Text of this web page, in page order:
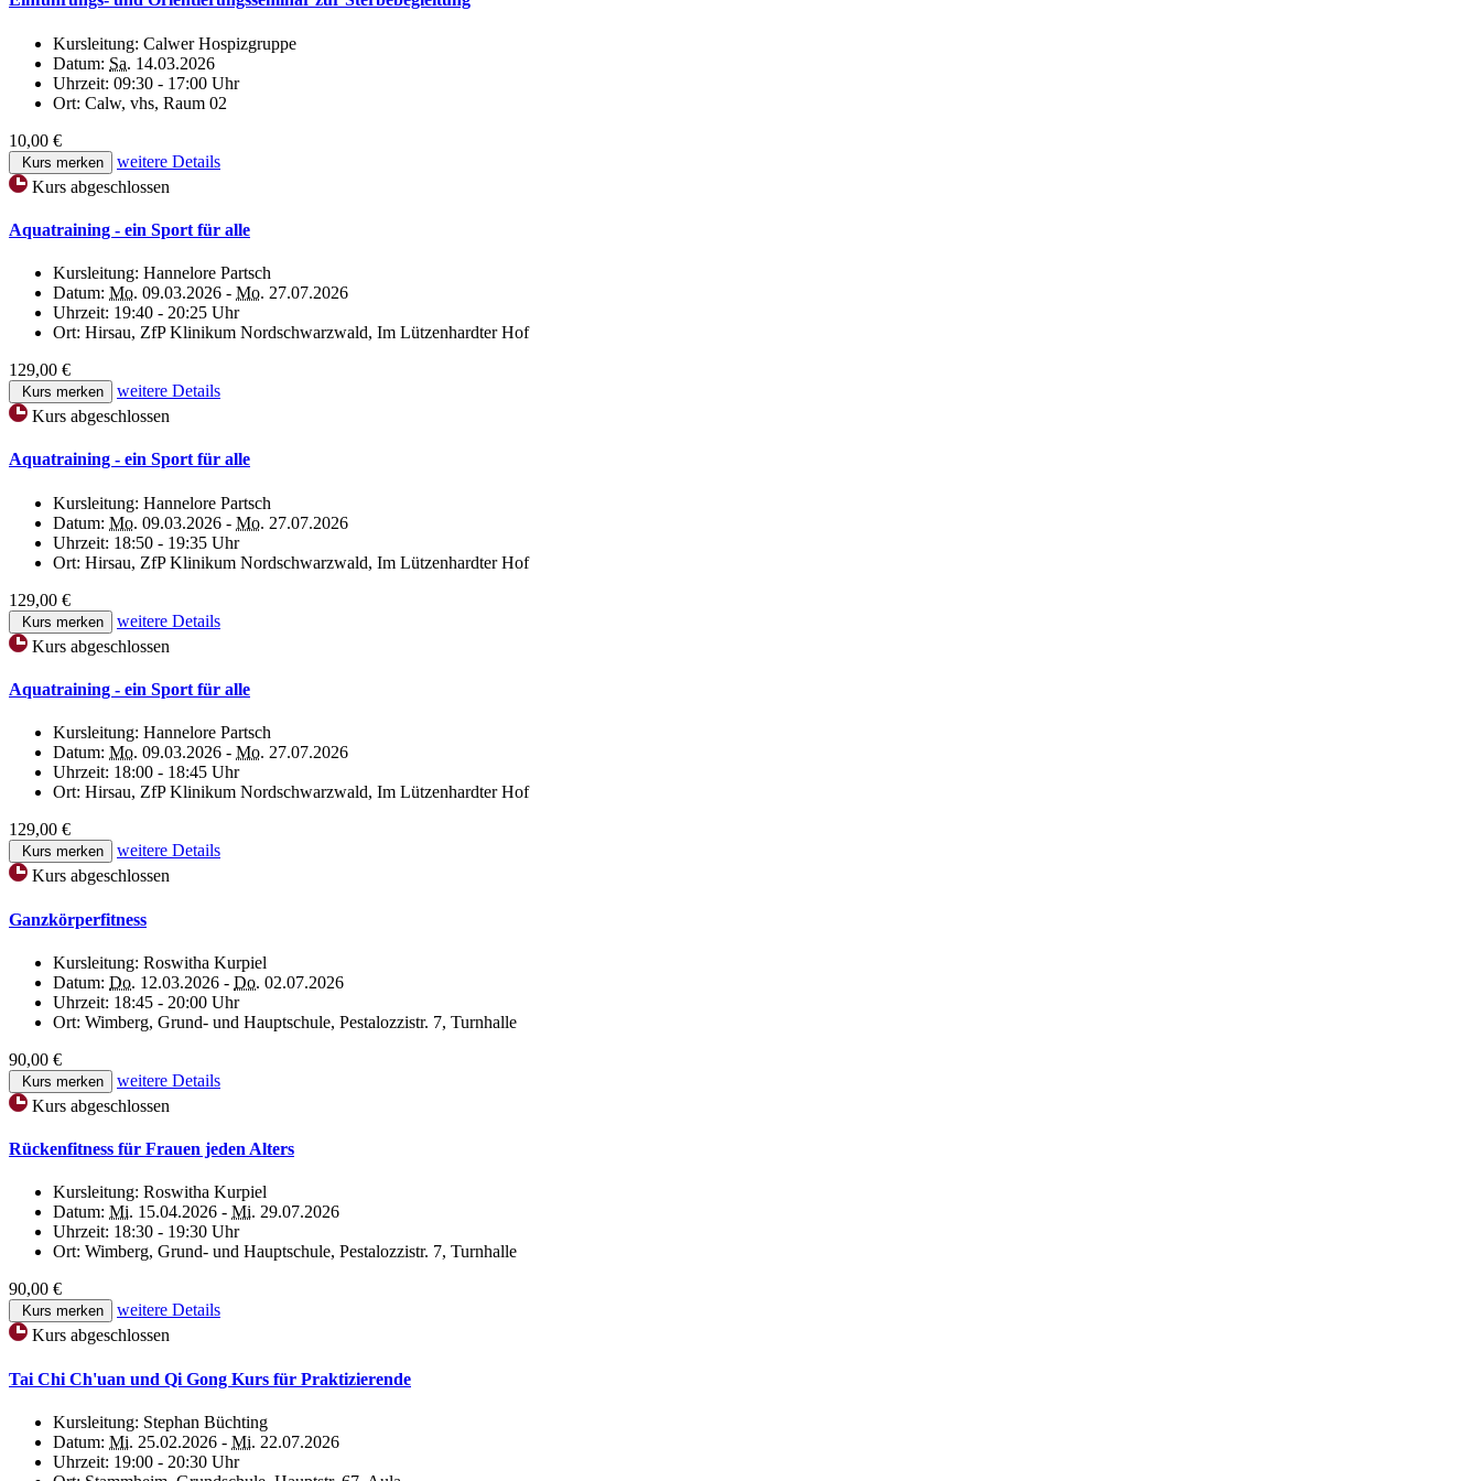
Kursleitung: Calwer Hospizgruppe
Datum: Sa. 14.03.2026
Uhrzeit: 09:30 - 17:00 Uhr
Ort: Calw, vhs, Raum 02
10,00 €
Kurs merken
weitere Details
Kurs abgeschlossen
Aquatraining - ein Sport für alle
Kursleitung: Hannelore Partsch
Datum: Mo. 09.03.2026 - Mo. 27.07.2026
Uhrzeit: 19:40 - 20:25 Uhr
Ort: Hirsau, ZfP Klinikum Nordschwarzwald, Im Lützenhardter Hof
129,00 €
Kurs merken
weitere Details
Kurs abgeschlossen
Aquatraining - ein Sport für alle
Kursleitung: Hannelore Partsch
Datum: Mo. 09.03.2026 - Mo. 27.07.2026
Uhrzeit: 18:50 - 19:35 Uhr
Ort: Hirsau, ZfP Klinikum Nordschwarzwald, Im Lützenhardter Hof
129,00 €
Kurs merken
weitere Details
Kurs abgeschlossen
Aquatraining - ein Sport für alle
Kursleitung: Hannelore Partsch
Datum: Mo. 09.03.2026 - Mo. 27.07.2026
Uhrzeit: 18:00 - 18:45 Uhr
Ort: Hirsau, ZfP Klinikum Nordschwarzwald, Im Lützenhardter Hof
129,00 €
Kurs merken
weitere Details
Kurs abgeschlossen
Ganzkörperfitness
Kursleitung: Roswitha Kurpiel
Datum: Do. 12.03.2026 - Do. 02.07.2026
Uhrzeit: 18:45 - 20:00 Uhr
Ort: Wimberg, Grund- und Hauptschule, Pestalozzistr. 7, Turnhalle
90,00 €
Kurs merken
weitere Details
Kurs abgeschlossen
Rückenfitness für Frauen jeden Alters
Kursleitung: Roswitha Kurpiel
Datum: Mi. 15.04.2026 - Mi. 29.07.2026
Uhrzeit: 18:30 - 19:30 Uhr
Ort: Wimberg, Grund- und Hauptschule, Pestalozzistr. 7, Turnhalle
90,00 €
Kurs merken
weitere Details
Kurs abgeschlossen
Tai Chi Ch'uan und Qi Gong Kurs für Praktizierende
Kursleitung: Stephan Büchting
Datum: Mi. 25.02.2026 - Mi. 22.07.2026
Uhrzeit: 19:00 - 20:30 Uhr